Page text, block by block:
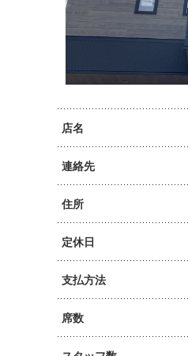
店名
連絡先
住所
定休日
支払方法
席数